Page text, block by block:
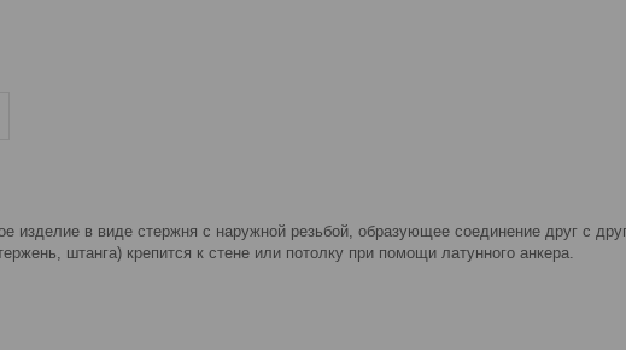
изделие в виде стержня с наружной резьбой, образующее соединение друг с
штанга) крепится к стене или потолку при помощи латунного анкера.